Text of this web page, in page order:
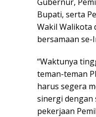
Bupati, serta
Wakil Walikota
bersamaan se-
“Waktunya
teman-teman
harus segera
sinergi dengan
pekerjaan